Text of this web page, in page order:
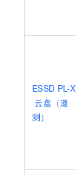
ESSD PL-X
云盘（邀
测）